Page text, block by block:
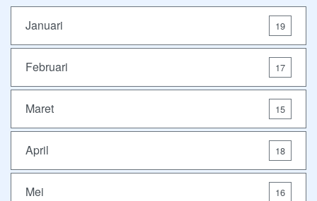
Januari 19
Februari 17
Maret 15
April 18
Mei 16